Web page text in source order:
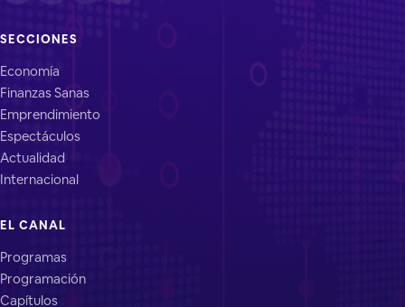
SECCIONES
Economía
Finanzas Sanas
Emprendimiento
Espectáculos
Actualidad
Internacional
EL CANAL
Programas
Programación
Capítulos